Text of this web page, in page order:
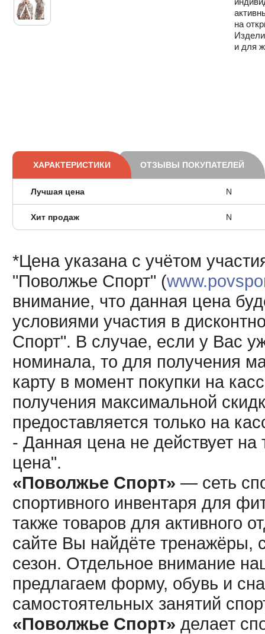
на
и для
ХАРАКТЕРИСТИКИ ОТЗЫВЫ ПОКУПАТЕЛЕЙ
Лучшая цена N
Хит продаж N
*Цена указана с учётом
"Поволжье Спорт" (
внимание, что данная цена
условиями участия в
Спорт". В случае, если у Вас
номинала, то для получения
карту в момент покупки на
получения максимальной
предоставляется только на
- Данная цена не действует
цена".
«Поволжье Спорт» — сеть
спортивного инвентаря для
также товаров для активного
сайте Вы найдёте тренажёры,
сезон. Отдельное внимание
предлагаем форму, обувь и
самостоятельных занятий
«Поволжье Спорт» делает